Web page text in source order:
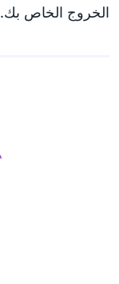
الخروج الخاص بك.